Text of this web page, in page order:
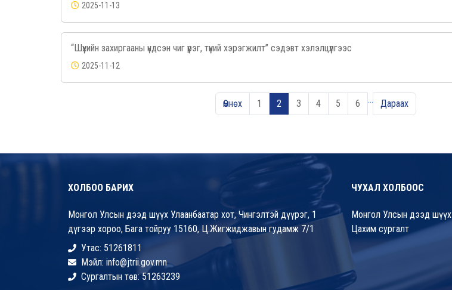
2025-11-13
“Шүүхийн захиргааны үндсэн чиг үүрэг, түүний хэрэгжилт” сэдэвт хэлэлцүүлгээс
2025-11-12
Өмнөх 1 2 3 4 5 6 … Дараах
ХОЛБОО БАРИХ
Монгол Улсын дээд шүүх Улаанбаатар хот, Чингэлтэй дүүрэг, 1
дүгээр хороо, Бага тойруу 15160, Ц.Жигжиджавын гудамж 7/1
Утас: 51261811
Мэйл: info@jtrii.gov.mn
Сургалтын төв: 51263239
ЧУХАЛ ХОЛБООС
Монгол Улсын дээд шүүх
Цахим сургалт